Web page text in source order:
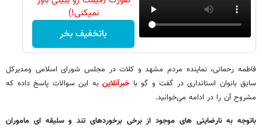
نمیکنی!)
باتخفیف بخر
فاطمه رحمانی، نماینده مردم مشهد و کلات در مجلس شورای اسلامی ومدیرکل
سابق بانوان استانداری در گفت و گو باخبرآنلاین به این سوالات پاسخ داده که
مشروح آن را در ادامه می‌خوانید.
باتوجه به نارضایتی های موجود از برخی برخوردهای تند و سلیقه ای ماموران